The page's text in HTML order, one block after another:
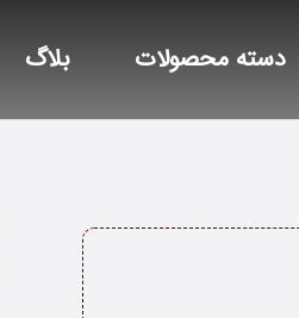
دسته محصولات بلاگ